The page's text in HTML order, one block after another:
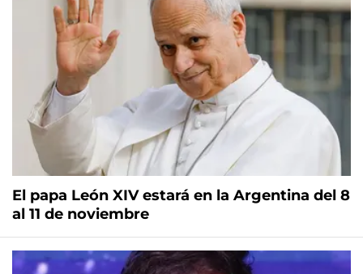
El papa León XIV estará en la Argentina del 8
al 11 de noviembre